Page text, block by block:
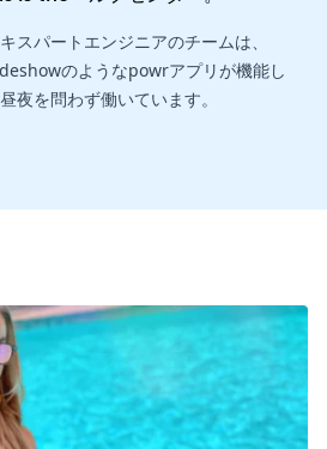
スパートエンジニアのチームは、
のようなpowrアプリが機能し
夜を問わず働いています。